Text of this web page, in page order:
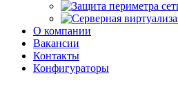
О компании
Вакансии
Контакты
Конфигураторы